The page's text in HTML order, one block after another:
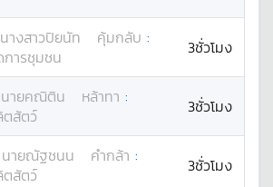
นางสาวปิยนัท คุ้มกลับ :
ารชุมชน
3ชั่วโมง
นายคณิติน หล้าทา :
ตสัตว์
3ชั่วโมง
นายณัฐชนน คำกล้า :
ตสัตว์
3ชั่วโมง